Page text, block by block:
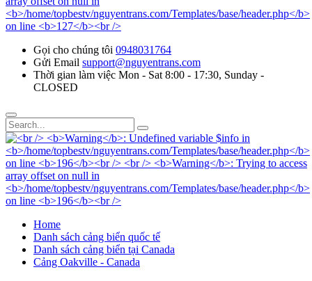
Gọi cho chúng tôi 0948031764
Gửi Email support@nguyentrans.com
Thời gian làm việc Mon - Sat 8:00 - 17:30, Sunday -
CLOSED
Home
Danh sách cảng biển quốc tế
Danh sách cảng biển tại Canada
Cảng Oakville - Canada